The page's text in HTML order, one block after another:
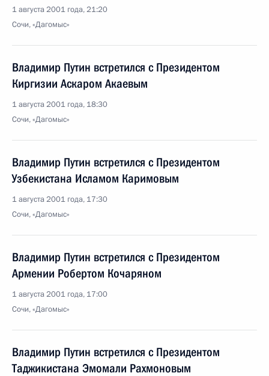
1 августа 2001 года, 21:20
Сочи, «Дагомыс»
Владимир Путин встретился с Президентом
Киргизии Аскаром Акаевым
1 августа 2001 года, 18:30
Сочи, «Дагомыс»
Владимир Путин встретился с Президентом
Узбекистана Исламом Каримовым
1 августа 2001 года, 17:30
Сочи, «Дагомыс»
Владимир Путин встретился с Президентом
Армении Робертом Кочаряном
1 августа 2001 года, 17:00
Сочи, «Дагомыс»
Владимир Путин встретился с Президентом
Таджикистана Эмомали Рахмоновым